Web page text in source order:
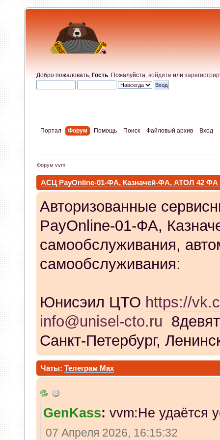
Добро пожаловать, Гость . Пожалуйста, войдите или
Портал Форум Помощь Поиск Файловый архив Вход
Форум vvm
АСЦ PayOnline-01-ФА, Казначей-ФА, АТОЛ 42 ФА
Авторизованные
PayOnline-01-ФА,
самообслуживания,
самообслуживания:
Юнисэил ЦТО https://
info@unisel-cto.ru
Санкт-Петербург,
Чаты:Телеграм Max
GenKass: vvm:Не удаётся
07 Апреля 2026, 16:15:32